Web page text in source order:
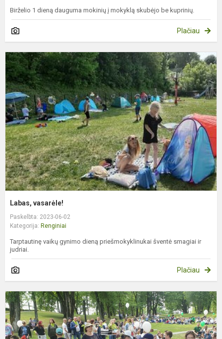
Birželio 1 dieną dauguma mokinių į mokyklą skubėjo be kuprinių.
Plačiau
Labas, vasarėle!
Paskelbta: 2023-06-02
Kategorija: Renginiai
Tarptautinę vaikų gynimo dieną priešmokyklinukai šventė smagiai ir
judriai.
Plačiau